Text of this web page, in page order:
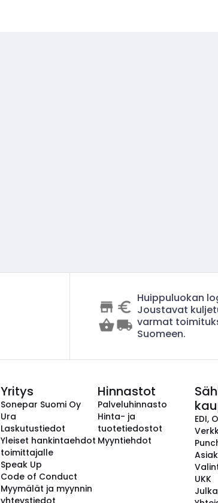
Huippuluokan
Joustavat
varmat
Suomeen.
Yritys
Sonepar Suomi Oy
Ura
Laskutustiedot
Yleiset hankintaehdot
toimittajalle
Speak Up
Code of Conduct
Myymälät ja myynnin
yhteystiedot
Hinnastot
Palveluhinnasto
Hinta- ja
tuotetiedostot
Myyntiehdot
EDI,
UKK